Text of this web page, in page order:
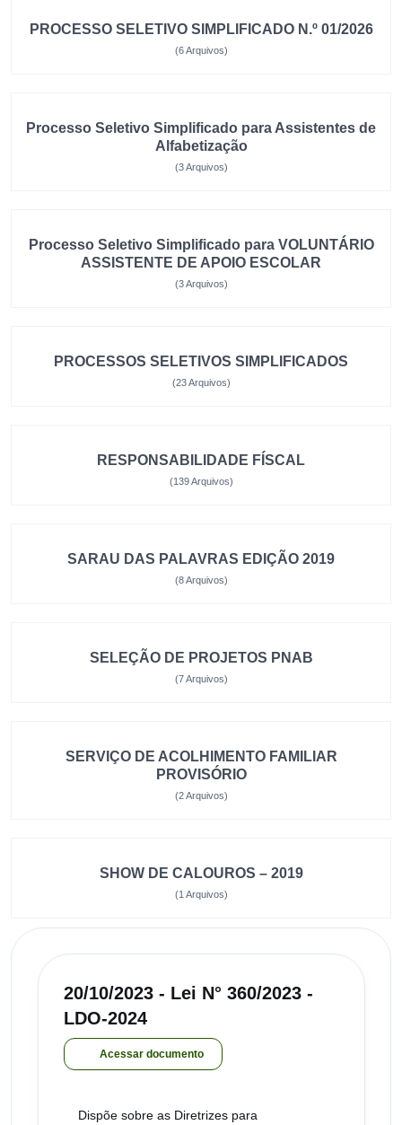
PROCESSO SELETIVO SIMPLIFICADO N.º 01/2026
(6 Arquivos)
Processo Seletivo Simplificado para Assistentes de
Alfabetização
(3 Arquivos)
Processo Seletivo Simplificado para VOLUNTÁRIO
ASSISTENTE DE APOIO ESCOLAR
(3 Arquivos)
PROCESSOS SELETIVOS SIMPLIFICADOS
(23 Arquivos)
RESPONSABILIDADE FÍSCAL
(139 Arquivos)
SARAU DAS PALAVRAS EDIÇÃO 2019
(8 Arquivos)
SELEÇÃO DE PROJETOS PNAB
(7 Arquivos)
SERVIÇO DE ACOLHIMENTO FAMILIAR
PROVISÓRIO
(2 Arquivos)
SHOW DE CALOUROS – 2019
(1 Arquivos)
20/10/2023 - Lei N° 360/2023 -
LDO-2024
Acessar documento
Dispõe sobre as Diretrizes para